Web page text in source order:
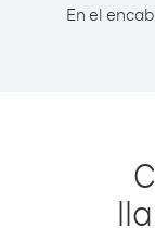
En el